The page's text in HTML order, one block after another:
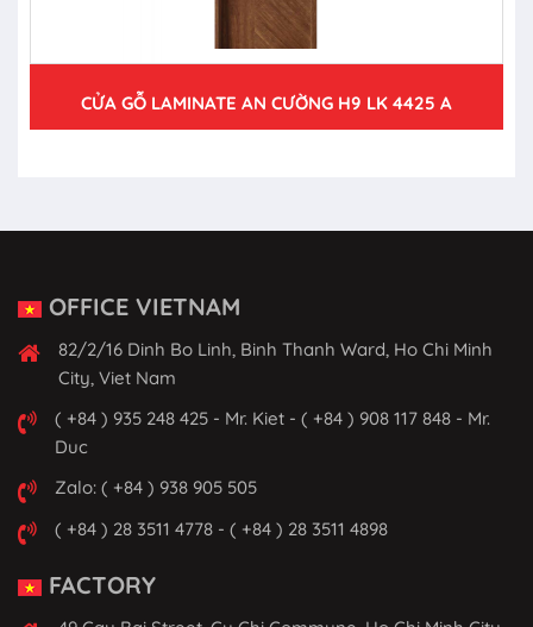
CỬA GỖ LAMINATE AN CƯỜNG H9 LK 4425 A
OFFICE VIETNAM
82/2/16 Dinh Bo Linh, Binh Thanh Ward, Ho Chi Minh
City, Viet Nam
( +84 ) 935 248 425 - Mr. Kiet - ( +84 ) 908 117 848 - Mr.
Duc
Zalo: ( +84 ) 938 905 505
( +84 ) 28 3511 4778 - ( +84 ) 28 3511 4898
FACTORY